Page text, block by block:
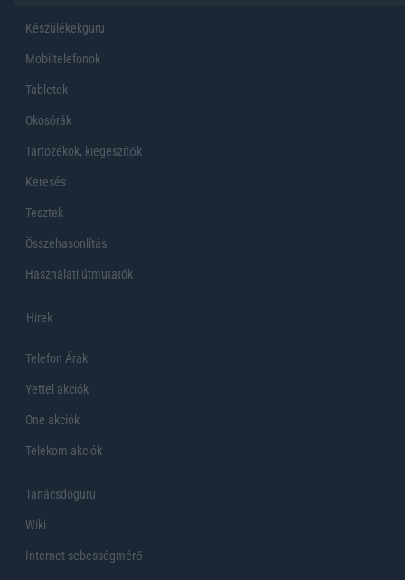
Készülékekguru
Mobiltelefonok
Tabletek
Okosórák
Tartozékok, kiegeszítők
Keresés
Tesztek
Összehasonlítás
Használati útmutatók
Hirek
Telefon Árak
Yettel akciók
One akciók
Telekom akciók
Tanácsdóguru
Wiki
Internet sebességmérő